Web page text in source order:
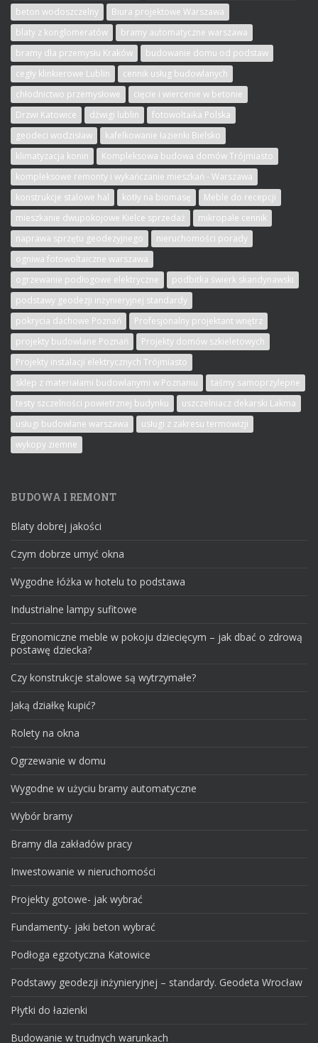
beton wodoszczelny
Biura projektowe Warszawa
blaty z konglomeratów
bramy automatyczne warszawa
bramy dla przemysłu Kraków
budowanie domu od podstaw
cegły klinkierowe Lublin
cennik usług budowlanych
chłodnictwo przemysłowe
cięcie i wiercenie w betonie
Drzwi Katowice
dźwigi lublin
fotowoltaika Polska
geodeci wodzisław
kafelkowanie łazienki Bielsko
klimatyzacja konin
Kompleksowa budowa domów Trójmiasto
kompleksowe remonty i wykańczanie mieszkań - Warszawa
konstrukcje stalowe hal
kotły na biomasę
Meble do recepcji
mieszkanie dwupokojowe Kielce sprzedaż
mikropale cennik
naprawa sprzętu geodezyjnego
nieruchomości porady
ogniwa fotowoltaiczne warszawa
ogrzewanie podłogowe elektryczne
podbitka świerk skandynawski
podstawy geodezji inżynieryjnej standardy
pokrycia dachowe Poznań
Profesjonalny projektant wnętrz
projekty budowlane Poznań
Projekty domów szkieletowych
Projekty instalacji elektrycznych Trójmiasto
sklep z materiałami budowlanymi w Poznaniu
taśmy samoprzylepne
testy szczelności powietrznej budynku
uszczelniacz dekarski Lakma
usługi budowlane warszawa
usługi z zakresu termowizji
wykopy ziemne
BUDOWA I REMONT
Blaty dobrej jakości
Czym dobrze umyć okna
Wygodne łóżka w hotelu to podstawa
Industrialne lampy sufitowe
Ergonomiczne meble w pokoju dziecięcym – jak dbać o zdrową
postawę dziecka?
Czy konstrukcje stalowe są wytrzymałe?
Jaką działkę kupić?
Rolety na okna
Ogrzewanie w domu
Wygodne w użyciu bramy automatyczne
Wybór bramy
Bramy dla zakładów pracy
Inwestowanie w nieruchomości
Projekty gotowe- jak wybrać
Fundamenty- jaki beton wybrać
Podłoga egzotyczna Katowice
Podstawy geodezji inżynieryjnej – standardy. Geodeta Wrocław
Płytki do łazienki
Budowanie w trudnych warunkach